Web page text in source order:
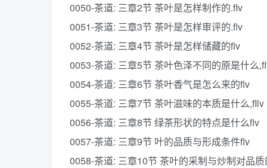
0050-茶道: 三章2节 茶叶是怎样制作的.fIv
0051-茶道: 三章3节 茶叶是怎样审评的.flv
0052-茶道: 三章4节 茶叶是怎样储藏的flv
0053-茶道: 三章5节 茶叶色泽不同的原是什么
0054-茶道: 三章6节 茶叶香气是怎么来的flv
0055-茶道: 三章7节 茶叶滋味的本质是什么,fIlv
0056-茶道: 三章8节 绿茶形状的特点是什么flv
0057-茶道: 三章9节 叶的品质与形成条件flv
0058-茶道: 三章10节 茶叶的采制与炒制对品